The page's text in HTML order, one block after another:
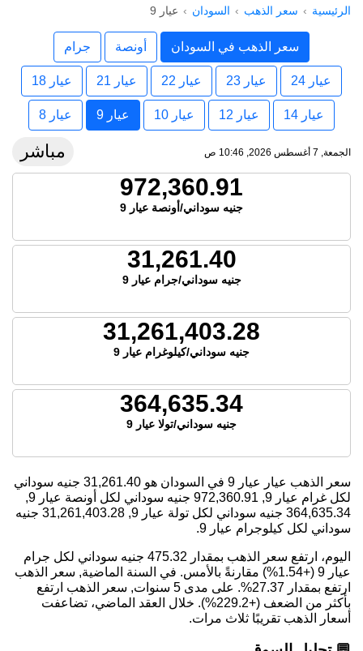
الرئيسية سعر الذهب السودان عيار 9
سعر الذهب في السودان أونصة جرام
عيار 24 عيار 23 عيار 22 عيار 21 عيار 18
عيار 14 عيار 12 عيار 10 عيار 9 عيار 8
الجمعة, 7 أغسطس 2026, 10:46 ص مباشر
972,360.91
جنيه سوداني/أونصة عيار 9
31,261.40
جنيه سوداني/جرام عيار 9
31,261,403.28
جنيه سوداني/كيلوغرام عيار 9
364,635.34
جنيه سوداني/تولا عيار 9
سعر الذهب عيار عيار 9 في السودان هو 31,261.40 جنيه سوداني
لكل غرام عيار 9,
972,360.91 جنيه سوداني لكل أونصة عيار 9,
364,635.34 جنيه سوداني لكل تولة عيار 9, 31,261,403.28 جنيه
سوداني لكل كيلوجرام عيار 9.
اليوم، ارتفع سعر الذهب بمقدار 475.32 جنيه سوداني لكل جرام
عيار 9 (+1.54%) مقارنةً بالأمس. في السنة الماضية, سعر الذهب
ارتفع بمقدار 27.37%. على مدى 5 سنوات, سعر الذهب ارتفع
بأكثر من الضعف (+229.2%). خلال العقد الماضي، تضاعفت
أسعار الذهب تقريبًا ثلاث مرات.